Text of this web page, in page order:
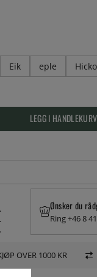
Eik eple
LEGG I
Ønsker du
Ring +46 8
OVER 1000 KR